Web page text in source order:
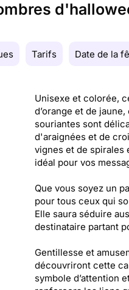
Tarifs Date de la
Unisexe et colorée,
d’orange et de
souriantes sont
d'araignées et de
vignes et de spirales
idéal pour vos
Que vous soyez un
pour tous ceux qui
Elle saura séduire
destinataire partant
Gentillesse et
découvriront cette
symbole d’attention